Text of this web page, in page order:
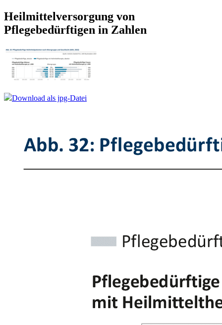
Heilmittelversorgung von
Pflegebedürftigen in Zahlen
Download als jpg-Datei